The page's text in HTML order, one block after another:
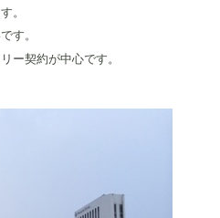
。
す。
ー契約が中心です。